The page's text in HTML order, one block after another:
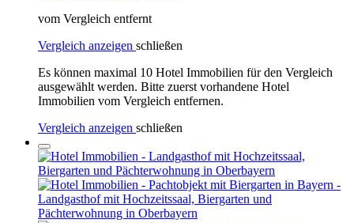
vom Vergleich entfernt
Vergleich anzeigen schließen
Es können maximal 10 Hotel Immobilien für den Vergleich
ausgewählt werden. Bitte zuerst vorhandene Hotel
Immobilien vom Vergleich entfernen.
Vergleich anzeigen schließen